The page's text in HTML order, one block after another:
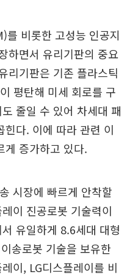
를 비롯한 고성능 인공지
하면서 유리기판의 중요
리기판은 기존 플라스틱
평탄해 미세 회로를 구
줄일 수 있어 차세대 패
힌다. 이에 따라 관련 이
게 증가하고 있다.
시장에 빠르게 안착할
이 진공로봇 기술력이
유일하게 8.6세대 대형
송로봇 기술을 보유한
이, LG디스플레이를 비